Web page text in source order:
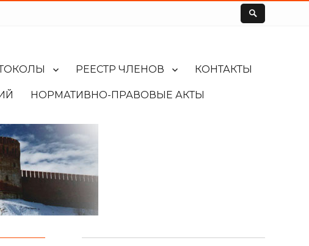
РЕЕСТР ЧЛЕНОВ КОНТАКТЫ
НОРМАТИВНО-ПРАВОВЫЕ АКТЫ